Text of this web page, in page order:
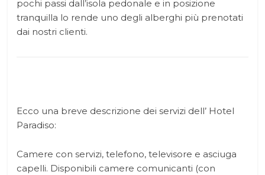
pochi passi dall’isola pedonale e in posizione
tranquilla lo rende uno degli alberghi più prenotati
dai nostri clienti.
Ecco una breve descrizione dei servizi dell’ Hotel
Paradiso:
Camere con servizi, telefono, televisore e asciuga
capelli. Disponibili camere comunicanti (con